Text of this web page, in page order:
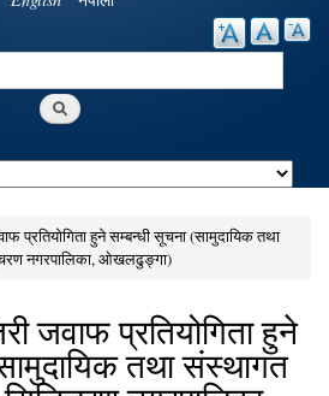
प्रतियोगिता हुने सम्बन्धी सूचना (सामुदायिक तथा
नगरपालिका, ओखलढुङ्गा)
जवाफ प्रतियोगिता हुने
तथा संस्थागत